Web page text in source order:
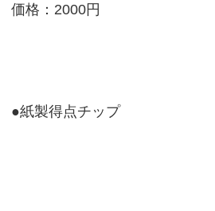
価格：2000円
●紙製得点チップ